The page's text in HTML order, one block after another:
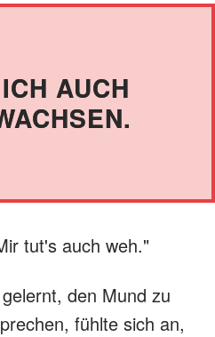
AUCH
tut's auch weh."
den Mund zu
fühlte sich an,